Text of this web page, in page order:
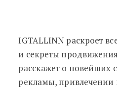
IGTALLINN раскроет
и секреты
расскажет о новейших
рекламы,